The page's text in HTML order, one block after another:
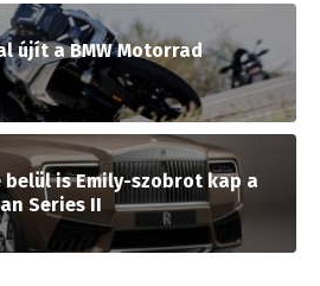
újít a BMW Motorrad
belül is Emily-szobrot kap a
Series II